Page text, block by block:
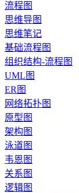
流程图
思维导图
思维笔记
基础流程图
组织结构-流程图
UML图
ER图
网络拓扑图
原型图
架构图
泳道图
韦恩图
关系图
逻辑图